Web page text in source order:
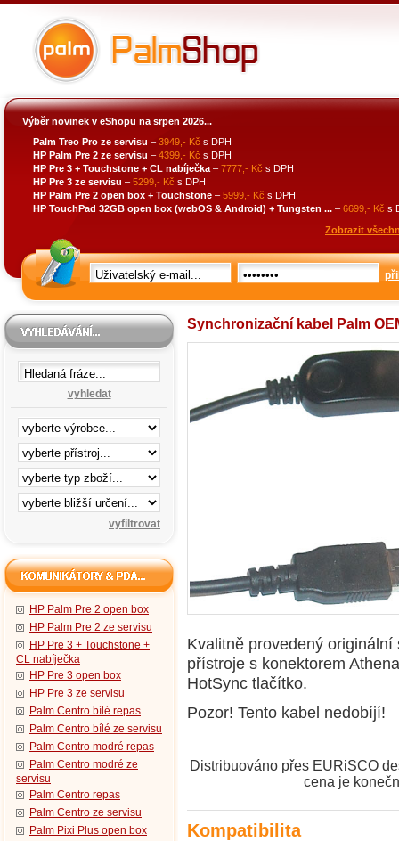
Výběr novinek v eShopu na srpen 2026...
Palm Treo Pro ze servisu – 3949,- Kč s DPH
HP Palm Pre 2 ze servisu – 4399,- Kč s DPH
HP Pre 3 + Touchstone + CL nabíječka – 7777,- Kč s DPH
HP Pre 3 ze servisu – 5299,- Kč s DPH
HP Palm Pre 2 open box + Touchstone – 5999,- Kč s DPH
HP TouchPad 32GB open box (webOS & Android) + Tungsten ... – 6699,- Kč s
Zobrazit
vyhledat
HP Palm Pre 2 open box
HP Palm Pre 2 ze servisu
HP Pre 3 + Touchstone +
CL nabíječka
HP Pre 3 open box
HP Pre 3 ze servisu
Palm Centro bílé repas
Palm Centro bílé ze servisu
Palm Centro modré repas
Palm Centro modré ze
servisu
Palm Centro repas
Palm Centro ze servisu
Palm Pixi Plus open box
Synchronizační kabel Palm
Kvalitně provedený
přístroje s konektorem
HotSync tlačítko.
Pozor! Tento kabel nedobíjí!
Distribuováno přes EURiSCO
cena je
Kompatibilita